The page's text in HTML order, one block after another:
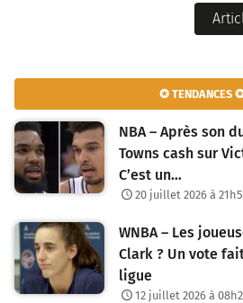
v
i
g
a
i
o
✪ TENDANCES
NBA – Après son
Towns cash sur
C’est un…
20 juillet 2026 à
WNBA – Les
Clark ? Un vote
ligue
12 juillet 2026 à